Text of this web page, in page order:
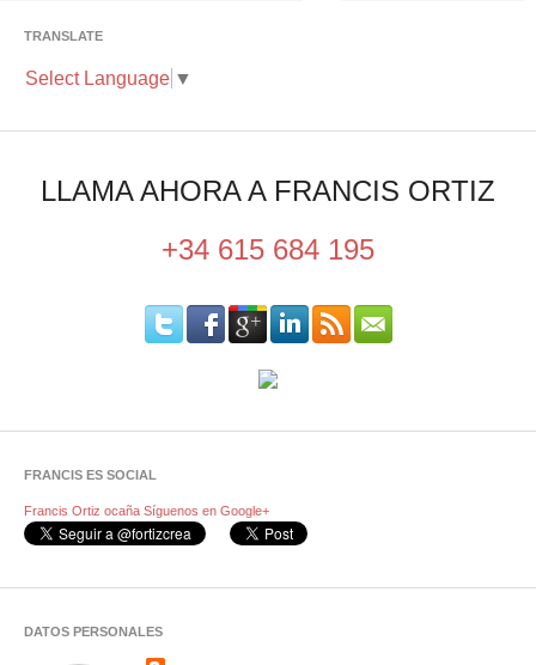
TRANSLATE
Select Language ▼
LLAMA AHORA A FRANCIS ORTIZ
+34 615 684 195
FRANCIS ES SOCIAL
Francis Ortiz ocaña Síguenos en Google+
DATOS PERSONALES